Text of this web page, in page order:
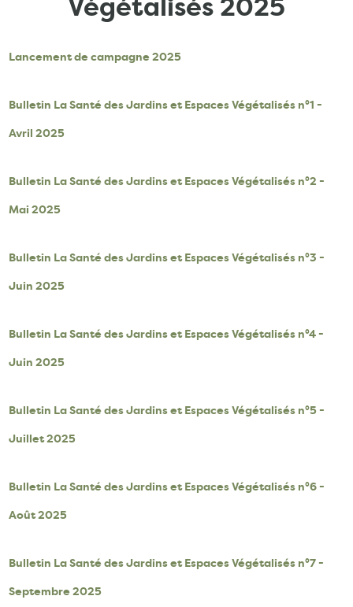
Végétalisés 2025
Lancement de campagne 2025
Bulletin La Santé des Jardins et Espaces Végétalisés n°1 -
Avril 2025
Bulletin La Santé des Jardins et Espaces Végétalisés n°2 -
Mai 2025
Bulletin La Santé des Jardins et Espaces Végétalisés n°3 -
Juin 2025
Bulletin La Santé des Jardins et Espaces Végétalisés n°4 -
Juin 2025
Bulletin La Santé des Jardins et Espaces Végétalisés n°5 -
Juillet 2025
Bulletin La Santé des Jardins et Espaces Végétalisés n°6 -
Août 2025
Bulletin La Santé des Jardins et Espaces Végétalisés n°7 -
Septembre 2025